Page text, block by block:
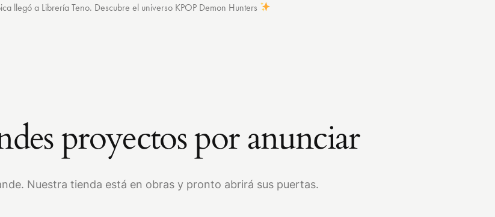
llegó a Librería Teno. Descubre el universo KPOP Demon Hunters
proyectos por anunciar
Nuestra tienda está en obras y pronto abrirá sus puertas.